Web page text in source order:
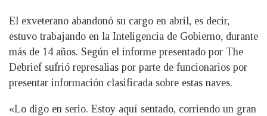
El exveterano abandonó su cargo en abril, es decir,
estuvo trabajando en la Inteligencia de Gobierno, durante
más de 14 años. Según el informe presentado por The
Debrief sufrió represalias por parte de funcionarios por
presentar información clasificada sobre estas naves.
«Lo digo en serio. Estoy aquí sentado, corriendo un gran